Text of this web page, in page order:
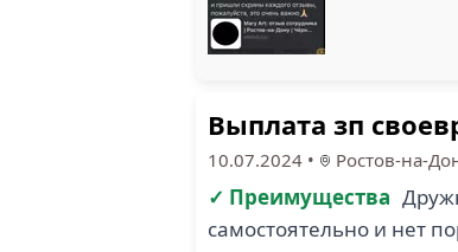
Выплата зп
10.07.2024 • Ростов-на-
✓ Преимущества
самостоятельно и нет